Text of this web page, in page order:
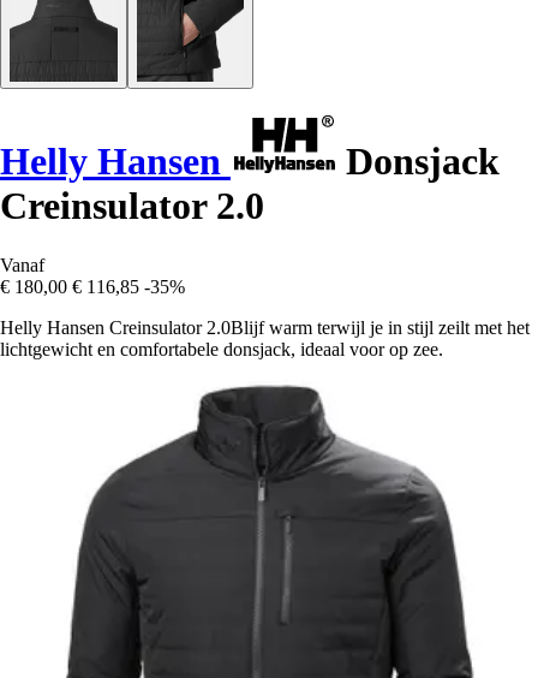
Helly Hansen
Donsjack
Creinsulator 2.0
Vanaf
€ 180,00 € 116,85 -35%
Helly Hansen Creinsulator 2.0Blijf warm terwijl je in stijl zeilt met het
lichtgewicht en comfortabele donsjack, ideaal voor op zee.